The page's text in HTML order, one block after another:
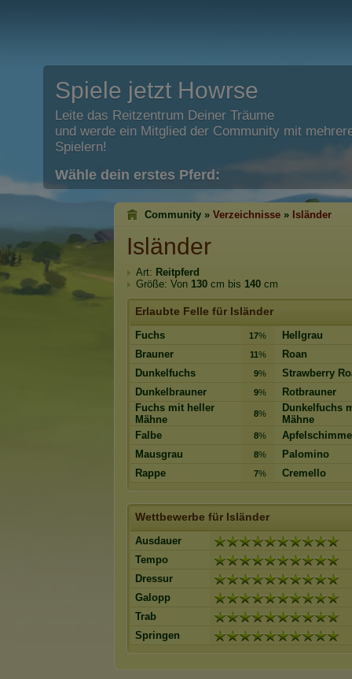
Spiele jetzt Howrse
Leite das Reitzentrum Deiner Träume
und werde ein Mitglied der Community mit
Spielern!
Wähle dein erstes Pferd:
Community » Verzeichnisse » Isländer
Isländer
Art: Reitpferd
Größe: Von 130 cm bis 140 cm
Erlaubte Felle für Isländer
Fuchs 17%
Hellgrau
Brauner
11%
Roan
Dunkelfuchs
9%
Strawberry
Dunkelbrauner
9%
Rotbrauner
Fuchs mit heller
Mähne
8%
Dunkelfuchs
Mähne
Falbe
8%
Mausgrau
8%
Palomino
Rappe
7% Cremello
Wettbewerbe für Isländer
Ausdauer
Tempo
Dressur
Galopp
Trab
Springen